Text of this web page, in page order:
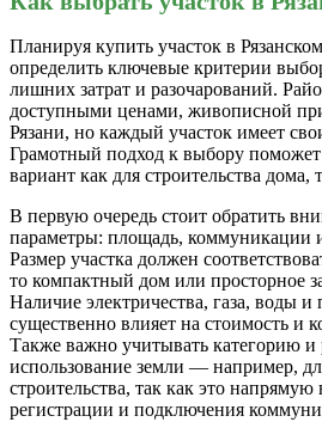
Планируя купить участок в
определить ключевые критерии
лишних затрат и разочарований.
доступными ценами, живописной
Рязани, но каждый участок имеет
Грамотный подход к выбору
вариант как для строительства дома,
В первую очередь стоит обратить
параметры: площадь, коммуникации
Размер участка должен
то компактный дом или просторное
Наличие электричества, газа, воды и
существенно влияет на стоимость и
Также важно учитывать категорию и
использование земли — например,
строительства, так как это
регистрации и подключения